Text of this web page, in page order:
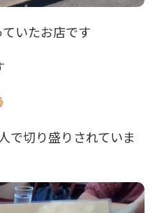
いたお店です
で切り盛りされていま